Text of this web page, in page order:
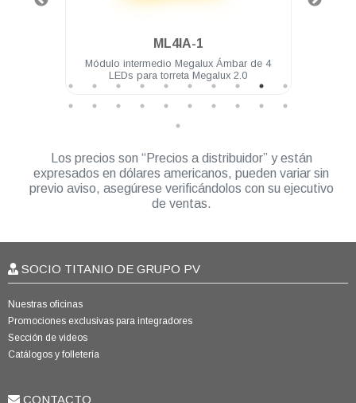
ML4IA-1
Módulo intermedio Megalux Ámbar de 4
LEDs para torreta Megalux 2.0
Los precios son “Precios a distribuidor” y están
expresados en dólares americanos, pueden variar sin
previo aviso, asegúrese verificándolos con su ejecutivo
de ventas.
SOCIO TITANIO DE GRUPO PV
Nuestras oficinas
Promociones exclusivas para integradores
Sección de videos
Catálogos y folletería
CONTACTO